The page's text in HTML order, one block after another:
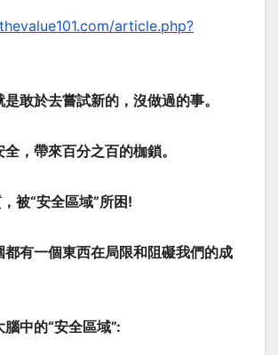
article.php?
敢於去嘗試新的，沒做過的事。
，帶來百分之百的枷鎖。
被“安全區域”所困!
都有一個東西在局限和阻礙我們的成
中的“安全區域”: